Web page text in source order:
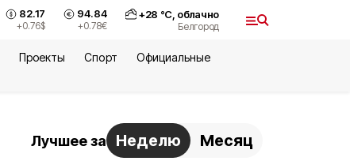
82.17
+0.76$
94.84
+0.78€
+28 °С, облачно
Белгород
Проекты Спорт
Официальные
Лучшее за Неделю Месяц